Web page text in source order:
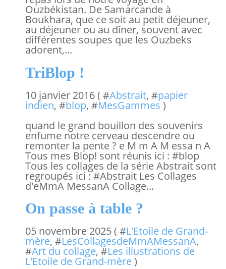
Ouzbékistan. De Samarcande à
Boukhara, que ce soit au petit déjeuner,
au déjeuner ou au dîner, souvent avec
différentes soupes que les Ouzbeks
adorent,...
TriBlop !
10 janvier 2016 ( #Abstrait, #papier
indien, #blop, #MesGammes )
quand le grand bouillon des souvenirs
enfume notre cerveau descendre ou
remonter la pente ? e M m A M essa n A
Tous mes Blop! sont réunis ici : #blop
Tous les collages de la série Abstrait sont
regroupés ici : #Abstrait Les Collages
d'eMmA MessanA Collage...
On passe à table ?
05 novembre 2025 ( #L'Etoile de Grand-
mère, #LesCollagesdeMmAMessanA,
#Art du collage, #Les illustrations de
L'Etoile de Grand-mère )